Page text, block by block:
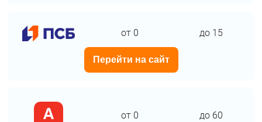
от 0 до 15
Перейти на сайт
от 0 до 60